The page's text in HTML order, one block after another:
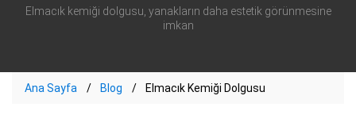
Elmacık kemiği dolgusu, yanakların daha estetik görünmesine
imkan
Ana Sayfa Blog Elmacık Kemiği Dolgusu